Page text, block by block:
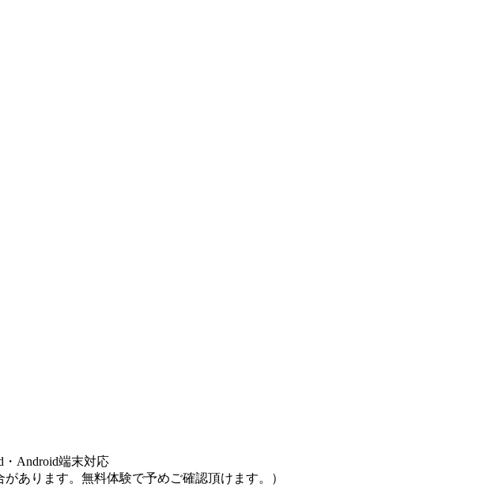
・Android端末対応
あります。無料体験で予めご確認頂けます。）